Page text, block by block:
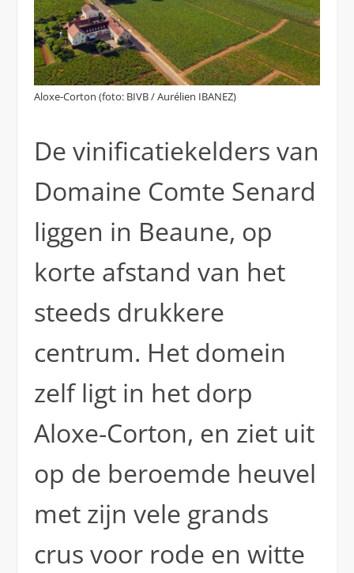
Aloxe-Corton (foto: BIVB / Aurélien IBANEZ)
De vinificatiekelders van
Domaine Comte Senard
liggen in Beaune, op
korte afstand van het
steeds drukkere
centrum. Het domein
zelf ligt in het dorp
Aloxe-Corton, en ziet uit
op de beroemde heuvel
met zijn vele grands
crus voor rode en witte